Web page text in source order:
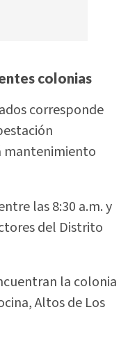
colonias
corresponde
mantenimiento
las 8:30 a.m. y
del Distrito
la colonia
Altos de Los